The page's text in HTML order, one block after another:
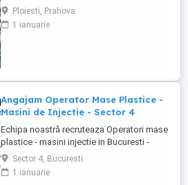
industrial nou. Daca ai experienta tehnica
si iti doresti un loc de munca stabil, bine
platit, cu perspective reale de dezvoltare,
Ploiesti, Prahova
1 ianuarie
Angajam Operator Mase Plastice -
Masini de Injectie - Sector 4
Echipa noastră recruteaza Operatori mase
plastice - masini injectie in Bucuresti -
sector 4! Doresti să lucrezi intr-un mediu
profesionist in industria maselor plastice?
Esti persoana potrivita pentru noi!
Sector 4, Bucuresti
1 ianuarie